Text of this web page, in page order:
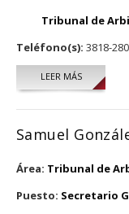
Tribunal de
Teléfono(s): 3818-
LEER MÁSSOBRE
Samuel
Área: Tribunal de
Puesto: Secretario